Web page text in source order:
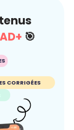
🎯
CORRIGÉES